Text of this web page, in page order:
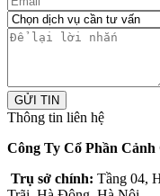
GỬI TIN
Thông tin liên hệ
Công Ty Cổ Phần
Trụ sở chính: Tầng 04,